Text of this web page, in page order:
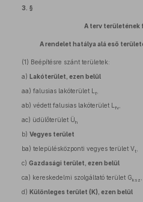
3. §
A terv területének
A rendelet hatálya alá eső
(1) Beépítésre szánt területek:
a) Lakóterület, ezen belül
aa) falusias lakóterület L f
ab) védett falusias lakóterület L fv
ac) üdülőterület Üh
b) Vegyes terület
ba) településközponti vegyes terület Vt
c) Gazdasági terület, ezen belül
ca) kereskedelmi szolgáltató terület Gksz
d) Különleges terület (K), ezen belül